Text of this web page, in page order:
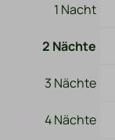
1 Nacht
2 Nächte
3 Nächte
4 Nächte